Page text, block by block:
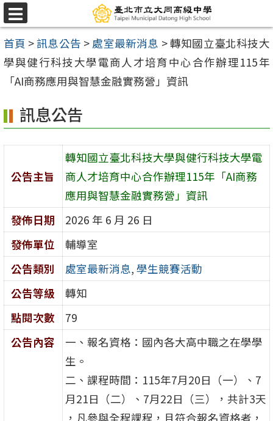
跳
至
主
要
區
選
單
首頁 >訊息公告 > 處室最新消息 >轉知國立臺北科技大
學與健行科技大學電商人才培育中心合作辦理115年
「AI商務應用與智慧金融實務營」資訊
訊息公告
公告主旨
轉知國立臺北科技大學與健行科技大學電
商人才培育中心合作辦理115年「AI商務
應用與智慧金融實務營」資訊
發佈日期
2026 年 6 月 26 日
發佈單位
輔導室
公告類別
處室最新消息, 學生競賽活動
公告等級
轉知
點閱次數
79
公告內容
一、報名資格：國內各大高中職之在學學
生。
二、課程時間：115年7月20日（一）、7
月21日（二）、7月22日（三），共計3天
，凡參與全程課程，且符合報名資格者，